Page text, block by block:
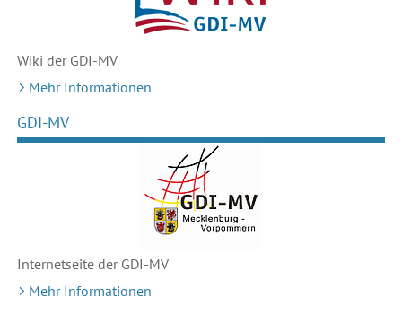
Wiki der GDI-MV
Mehr Informationen
GDI-MV
Internetseite der GDI-MV
Mehr Informationen